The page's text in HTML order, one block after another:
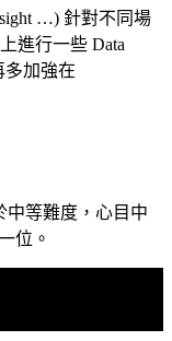
…) 針對不同場
進行一些 Data
多加強在
中等難度，心目中
位。